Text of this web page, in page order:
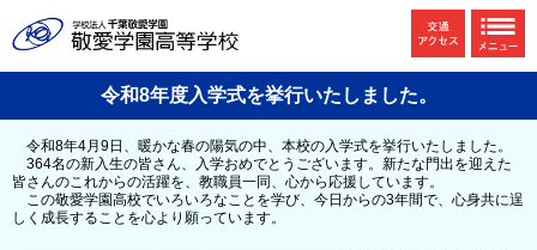
令和8年度入学式を挙行いたしました。
令和8年4月9日、暖かな春の陽気の中、本校の入学式を挙行いたしました。
364名の新入生の皆さん、入学おめでとうございます。新たな門出を迎えた
皆さんのこれからの活躍を、教職員一同、心から応援しています。
この敬愛学園高校でいろいろなことを学び、今日からの3年間で、心身共に逞
しく成長することを心より願っています。